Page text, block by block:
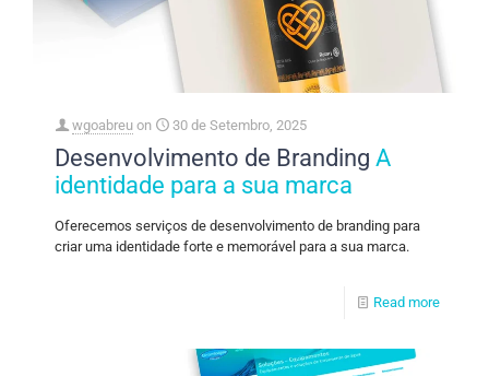
wgoabreu on 30 de Setembro, 2025
Desenvolvimento de Branding A
identidade para a sua marca
Oferecemos serviços de desenvolvimento de branding para
criar uma identidade forte e memorável para a sua marca.
Read more